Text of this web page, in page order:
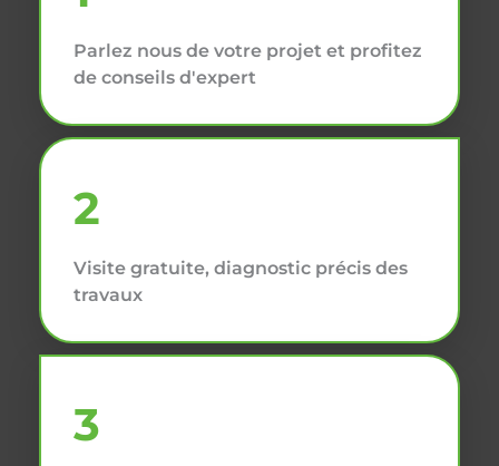
Parlez nous de votre projet et profitez
de conseils d'expert
2
Visite gratuite, diagnostic précis des
travaux
3